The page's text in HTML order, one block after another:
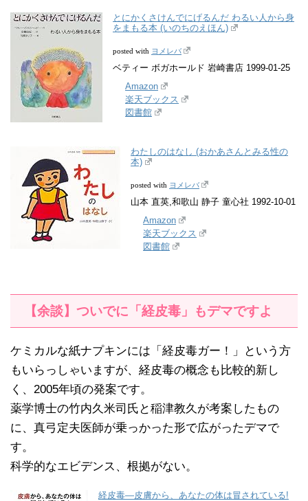
とにかくさけんでにげるんだ わるい人から身
をまもる本 (いのちのえほん)
posted with ヨメレバ
ベティー ボガホールド 岩崎書店 1999-01-25
Amazon
楽天ブックス
図書館
わたしのはなし (おかあさんとみる性の
本)
posted with ヨメレバ
山本 直英,和歌山 静子 童心社 1992-10-01
Amazon
楽天ブックス
図書館
【余談】ついでに「経皮毒」もデマですよ
ケミカルな紙ナプキンには「経皮毒ガー！」という方
もいらっしゃいますが、経皮毒の概念も比較的新し
く、2005年頃の発案です。
薬学博士の竹内久米司氏と稲津教久が考案したもの
に、真弓定夫医師が乗っかった形で広がったデマで
す。
科学的なエビデンス、根拠がない。
経皮毒―皮膚から、あなたの体は冒されている!